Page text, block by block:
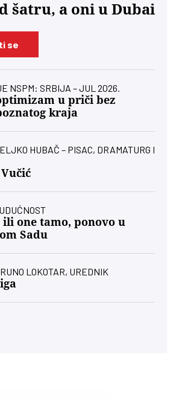
šatru, a oni u Dubai
se
NSPM: SRBIJA – JUL 2026.
u priči bez
kraja
HUBAČ – PISAC, DRAMATURG I
ili one tamo, ponovo u
Sadu
LOKOTAR, UREDNIK